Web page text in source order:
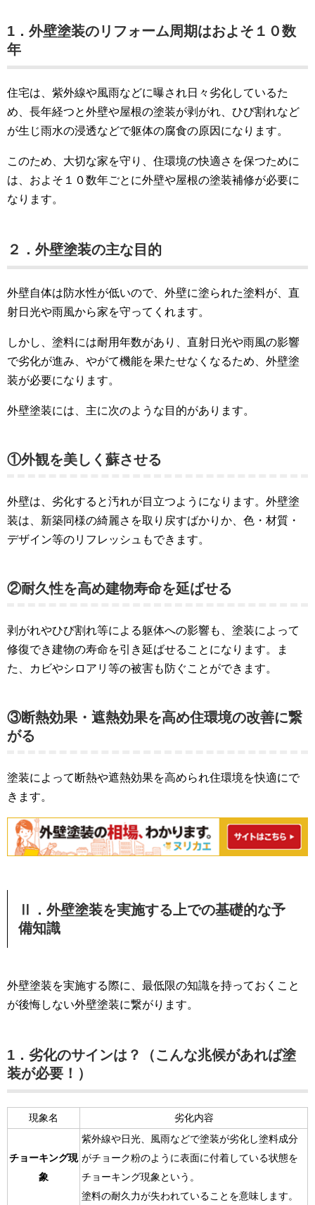
1．外壁塗装のリフォーム周期はおよそ１０数
年
住宅は、紫外線や風雨などに曝され日々劣化しているた
め、長年経つと外壁や屋根の塗装が剥がれ、ひび割れなど
が生じ雨水の浸透などで躯体の腐食の原因になります。
このため、大切な家を守り、住環境の快適さを保つために
は、およそ１０数年ごとに外壁や屋根の塗装補修が必要に
なります。
２．外壁塗装の主な目的
外壁自体は防水性が低いので、外壁に塗られた塗料が、直
射日光や雨風から家を守ってくれます。
しかし、塗料には耐用年数があり、直射日光や雨風の影響
で劣化が進み、やがて機能を果たせなくなるため、外壁塗
装が必要になります。
外壁塗装には、主に次のような目的があります。
①外観を美しく蘇させる
外壁は、劣化すると汚れが目立つようになります。外壁塗
装は、新築同様の綺麗さを取り戻すばかりか、色・材質・
デザイン等のリフレッシュもできます。
②耐久性を高め建物寿命を延ばせる
剥がれやひび割れ等による躯体への影響も、塗装によって
修復でき建物の寿命を引き延ばせることになります。ま
た、カビやシロアリ等の被害も防ぐことができます。
③断熱効果・遮熱効果を高め住環境の改善に繋
がる
塗装によって断熱や遮熱効果を高められ住環境を快適にで
きます。
Ⅱ．外壁塗装を実施する上での基礎的な予
備知識
外壁塗装を実施する際に、最低限の知識を持っておくこと
が後悔しない外壁塗装に繋がります。
1．劣化のサインは？（こんな兆候があれば塗
装が必要！）
現象名 劣化内容
チョーキング現
象
紫外線や日光、風雨などで塗装が劣化し塗料成分
がチョーク粉のように表面に付着している状態を
チョーキング現象という。
塗料の耐久力が失われていることを意味します。